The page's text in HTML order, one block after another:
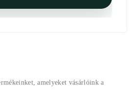
amelyeket vásárlóink a